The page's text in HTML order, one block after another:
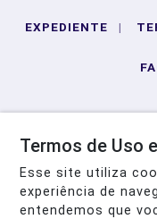
EXPEDIENTE |
Termos de Uso
Esse site utiliza
experiência de
entendemos que